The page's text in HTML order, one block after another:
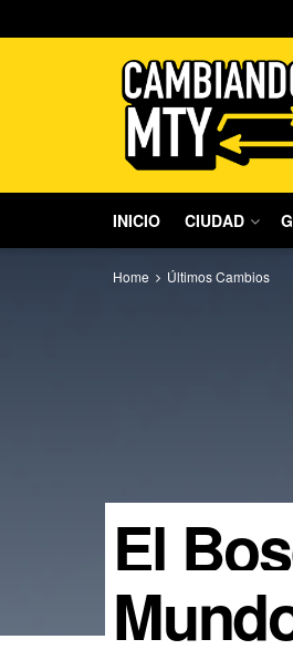
INICIO CIUDAD
Home Últimos Cambios
El